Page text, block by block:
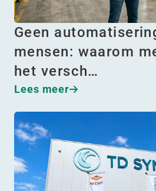
Geen
mensen: waarom
het versch…
Lees meer